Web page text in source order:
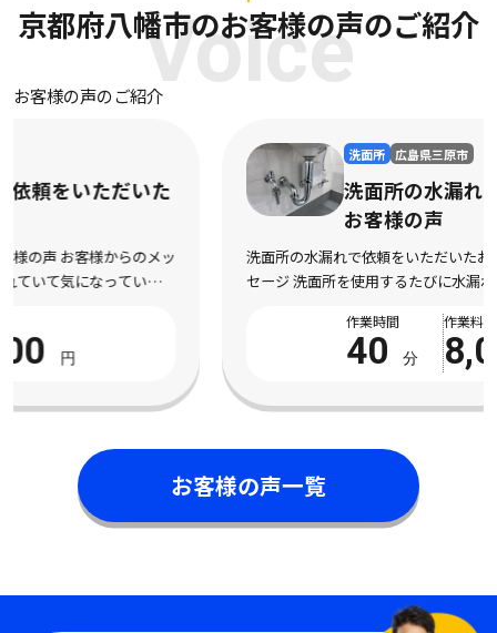
Voice
京都府八幡市のお客様の声のご紹介
お客様の声のご紹介
広島県三原市
洗面所の水漏れで依頼をいただいた
洗面所の水漏れで依頼をいただいたお客様の声 お客様からのメッ
セージ 洗面所を使用するたびに水漏れしてしまい、不安になって
円
お客様の声一覧